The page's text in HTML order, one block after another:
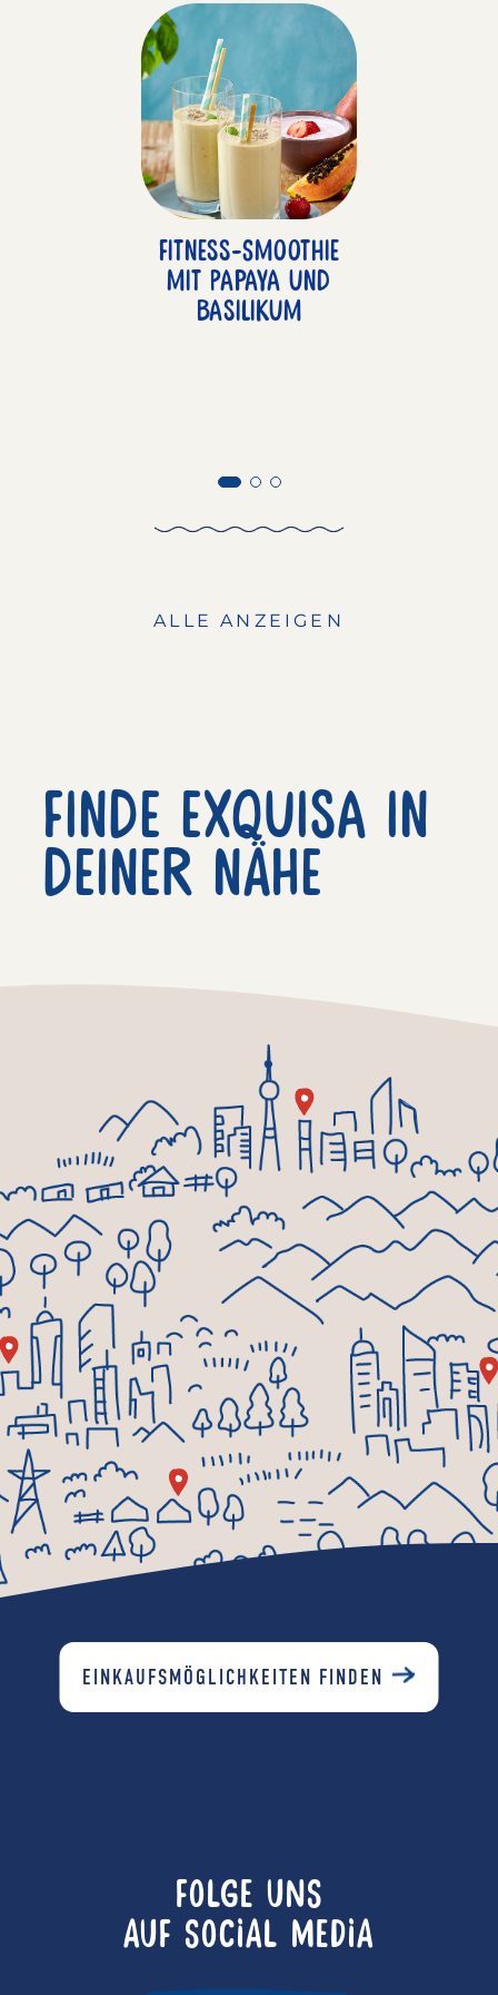
Fitness-Smoothie
mit Papaya und
Basilikum
ALLE ANZEIGEN
Finde exquisa in
deiner nähe
EINKAUFSMÖGLICHKEITEN FINDEN
FOLGE UNS
AUF SOCIAL MEDIA